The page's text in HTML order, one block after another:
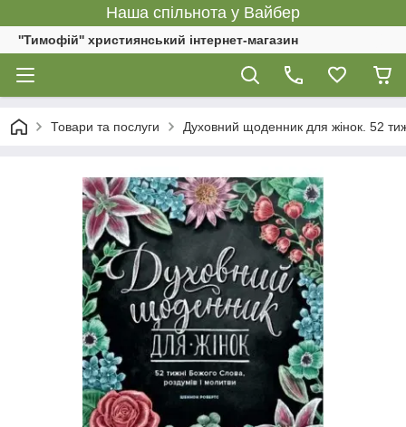
Наша спільнота у Вайбер
''Тимофій'' християнський інтернет-магазин
Товари та послуги Духовний щоденник для жінок. 52